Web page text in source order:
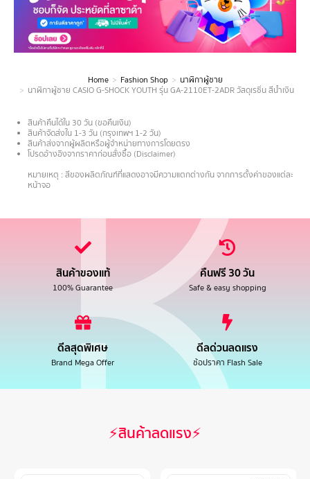
You are here: Home Fashion Shop
นาฬิกาผู้ชาย
นาฬิกาผู้ชาย CASIO G-SHOCK YOUTH รุ่น GA-2110ET-2ADR วัสดุเรซิ่น สีน้ำเงิน
สินค้าคืนได้ใน 30 วัน (ขอคืนเงิน)
สินค้าจัดส่งใน 1-3 วัน (กรุงเทพฯ 1-2 วัน)
สินค้าส่งจากผู้ผลิตหรือผู้จำหน่ายทางการโดยตรง
โปรดอ้างอิงจากราคาก่อนสั่งซื้อ (Disclaimer)
หมายเหตุ : สีของผลิตภัณฑ์ที่แสดงอาจมีความแตกต่างกัน จากการตั้งค่าของแต่ละ
หน้าจอ
สินค้าของแท้
100% Guarantee
คืนฟรี 30 วัน
Safe & easy shopping
ดีลสุดพิเศษ
Brand Mega Offer
ดีลด่วนลดแรง
ช้อปราคา Flash Sale
⚡สินค้าลดแรง⚡